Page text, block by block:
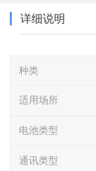
详细说明
种类
适用场所
电池类型
通讯类型